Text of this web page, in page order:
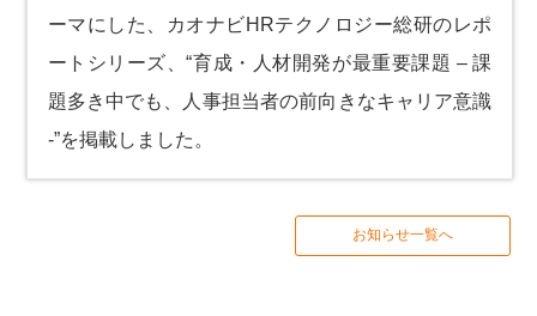
サイトマップ
ーマにした、カオナビHRテクノロジー総研のレポ
ートシリーズ、“育成・人材開発が最重要課題 – 課
題多き中でも、人事担当者の前向きなキャリア意識
-”を掲載しました。
お知らせ一覧へ